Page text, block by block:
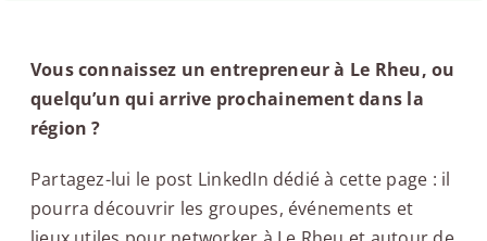
Vous connaissez un entrepreneur à Le Rheu, ou
quelqu’un qui arrive prochainement dans la
région ?
Partagez-lui le post LinkedIn dédié à cette page : il
pourra découvrir les groupes, événements et